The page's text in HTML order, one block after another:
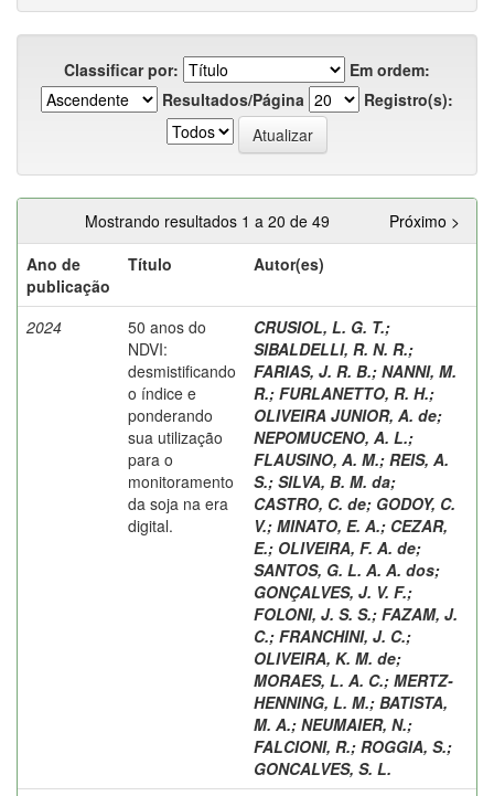
Classificar por:
Em ordem:
Resultados/Página
Registro(s):
Mostrando resultados 1 a 20 de 49
Próximo >
Ano de
publicação
Título Autor(es)
2024
50 anos do
NDVI:
desmistificando
o índice e
ponderando
sua utilização
para o
monitoramento
da soja na era
digital.
CRUSIOL, L. G. T.;
SIBALDELLI, R. N. R.;
FARIAS, J. R. B.; NANNI, M.
R.; FURLANETTO, R. H.;
OLIVEIRA JUNIOR, A. de;
NEPOMUCENO, A. L.;
FLAUSINO, A. M.; REIS, A.
S.; SILVA, B. M. da;
CASTRO, C. de; GODOY, C.
V.; MINATO, E. A.; CEZAR,
E.; OLIVEIRA, F. A. de;
SANTOS, G. L. A. A. dos;
GONÇALVES, J. V. F.;
FOLONI, J. S. S.; FAZAM, J.
C.; FRANCHINI, J. C.;
OLIVEIRA, K. M. de;
MORAES, L. A. C.; MERTZ-
HENNING, L. M.; BATISTA,
M. A.; NEUMAIER, N.;
FALCIONI, R.; ROGGIA, S.;
GONCALVES, S. L.